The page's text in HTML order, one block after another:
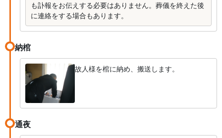
も訃報をお伝えする必要はありません。葬儀を終えた後
に連絡をする場合もあります。
納棺
故人様を棺に納め、搬送します。
通夜